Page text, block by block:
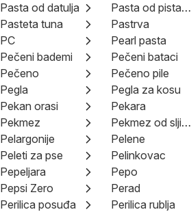
Pasta od datulja Pasta od pistacija
Pasteta tuna Pastrva
PC Pearl pasta
Pečeni bademi Pečeni bataci
Pečeno Pečeno pile
Pegla Pegla za kosu
Pekan orasi Pekara
Pekmez Pekmez od sljiva
Pelargonije Pelene
Peleti za pse Pelinkovac
Pepeljara Pepo
Pepsi Zero Perad
Perilica posuđa Perilica rublja